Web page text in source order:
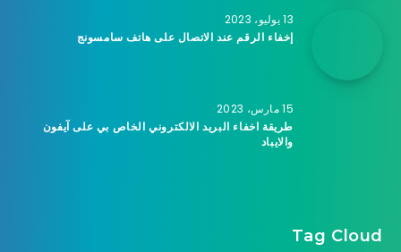
13 يوليو، 2023
إخفاء الرقم عند الاتصال على هاتف سامسونج
15 مارس، 2023
طريقة اخفاء البريد الالكتروني الخاص بي على آيفون
والايباد
Tag Cloud